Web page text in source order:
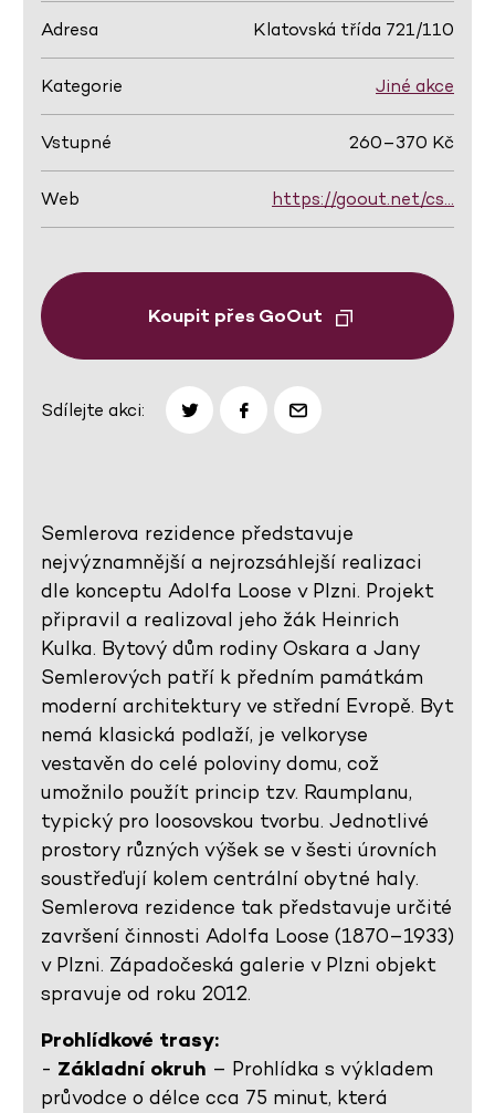
Adresa Klatovská třída 721/110
Kategorie Jiné akce
Vstupné 260–370 Kč
Web https://goout.net/cs…
Koupit přes GoOut
Sdílejte akci:
Semlerova rezidence představuje
nejvýznamnější a nejrozsáhlejší realizaci
dle konceptu Adolfa Loose v Plzni. Projekt
připravil a realizoval jeho žák Heinrich
Kulka. Bytový dům rodiny Oskara a Jany
Semlerových patří k předním památkám
moderní architektury ve střední Evropě. Byt
nemá klasická podlaží, je velkoryse
vestavěn do celé poloviny domu, což
umožnilo použít princip tzv. Raumplanu,
typický pro loosovskou tvorbu. Jednotlivé
prostory různých výšek se v šesti úrovních
soustřeďují kolem centrální obytné haly.
Semlerova rezidence tak představuje určité
završení činnosti Adolfa Loose (1870–1933)
v Plzni. Západočeská galerie v Plzni objekt
spravuje od roku 2012.
Prohlídkové trasy:
- Základní okruh – Prohlídka s výkladem
průvodce o délce cca 75 minut, která